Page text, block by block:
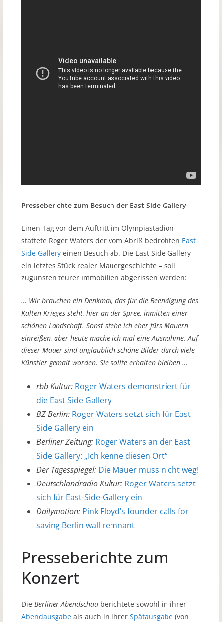
Presseberichte zum Besuch der East Side Gallery
Einen Tag vor dem Auftritt im Olympiastadion
stattete Roger Waters der vom Abriß bedrohten East
Side Galleryeinen Besuch ab. Die East Side Gallery –
ein letztes Stück realer Mauergeschichte – soll
zugunsten teurer Immobilien abgerissen werden:
… Wir brauchen ein Denkmal, das für die Beendigung des
Kalten Krieges steht, hier an der Spree, inmitten einer
schönen Landschaft. Sonst stehe ich eher fürs Mauern
einreißen, aber heute mache ich mal eine Ausnahme. Auf
dieser Mauer sind unglaublich schöne Bilder durch viele
Künstler gemalt worden. Sie sollte erhalten bleiben …
rbb Kultur: Roger Waters demonstriert für
die East Side Gallery
BZ Berlin: Roger Waters setzt sich für East
Side Gallery ein
Berliner Zeitung: Roger Waters an der East
Side Gallery: „Ich kenne diesen Ort“
Der Tagesspiegel: Die Mauer muss nicht weg!
Deutschlandradio Kultur: Roger Waters setzt
sich für East-Side-Gallery ein
Dailymotion: Pink Floyd’s founder calls for
saving Berlin wall remnant
Presseberichte zum
Konzert
Die Berliner Abendschauberichtete sowohl in ihrer
Abendausgabeals auch in ihrer Spätausgabe(von